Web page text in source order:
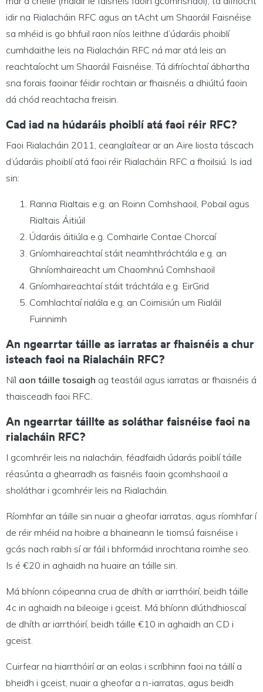
idir na Rialacháin RFC agus an tAcht um Shaoráil Faisnéise
sa mhéid is go bhfuil raon níos leithne d’údaráis phoiblí
cumhdaithe leis na Rialacháin RFC ná mar atá leis an
reachtaíocht um Shaoráil Faisnéise. Tá difríochtaí ábhartha
sna forais faoinar féidir rochtain ar fhaisnéis a dhiúltú faoin
dá chód reachtacha freisin.
Cad iad na húdaráis phoiblí atá faoi réir RFC?
Faoi Rialacháin 2011, ceanglaítear ar an Aire liosta táscach
d’údaráis phoiblí atá faoi réir Rialacháin RFC a fhoilsiú. Is iad
sin:
Ranna Rialtais e.g. an Roinn Comhshaoil, Pobail agus
Rialtais Áitiúil
Údaráis áitiúla e.g. Comhairle Contae Chorcaí
Gníomhaireachtaí stáit neamhthráchtála e.g. an
Ghníomhaireacht um Chaomhnú Comhshaoil
Gníomhaireachtaí stáit tráchtála e.g. EirGrid
Comhlachtaí rialála e.g. an Coimisiún um Rialáil
Fuinnimh
An ngearrtar táille as iarratas ar fhaisnéis a chur
isteach faoi na Rialacháin RFC?
Níl aon táille tosaigh ag teastáil agus iarratas ar fhaisnéis á
thaisceadh faoi RFC.
An ngearrtar táillte as soláthar faisnéise faoi na
rialacháin RFC?
I gcomhréir leis na rialacháin, féadfaidh údarás poiblí táille
réasúnta a ghearradh as faisnéis faoin gcomhshaoil a
sholáthar i gcomhréir leis na Rialacháin.
Ríomhfar an táille sin nuair a gheofar iarratas, agus ríomhfar í
de réir mhéid na hoibre a bhaineann le tiomsú faisnéise i
gcás nach raibh sí ar fáil i bhformáid inrochtana roimhe seo.
Is é €20 in aghaidh na huaire an táille sin.
Má bhíonn cóipeanna crua de dhíth ar iarrthóirí, beidh táille
4c in aghaidh na bileoige i gceist. Má bhíonn dlúthdhioscaí
de dhíth ar iarrthóirí, beidh táille €10 in aghaidh an CD i
gceist.
Cuirfear na hiarrthóirí ar an eolas i scríbhinn faoi na táillí a
bheidh i gceist, nuair a gheofar a n-iarratas, agus beidh